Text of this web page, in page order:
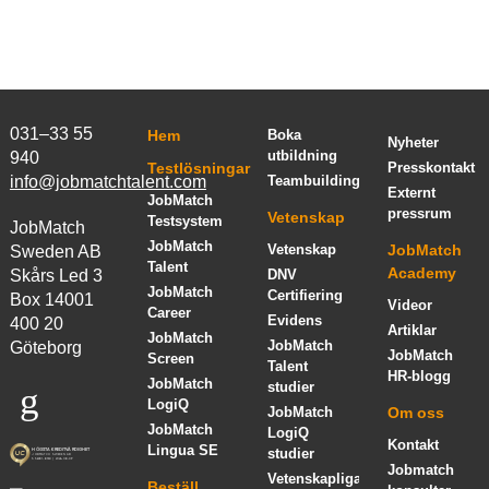
031–33 55
940
info@jobmatchtalent.com
JobMatch
Sweden AB
Skårs Led 3
Box 14001
400 20
Göteborg
Hem
Testlösningar
JobMatch
Testsystem
JobMatch
Talent
JobMatch
Career
JobMatch
Screen
JobMatch
LogiQ
JobMatch
Lingua SE
Boka
utbildning
Teambuilding
Vetenskap
Vetenskap
DNV
Certifiering
Evidens
JobMatch
Talent
studier
JobMatch
LogiQ
studier
Vetenskapliga
Nyheter
Presskontakt
Externt
pressrum
JobMatch
Academy
Videor
Artiklar
JobMatch
HR-blogg
Om oss
Kontakt
Jobmatch